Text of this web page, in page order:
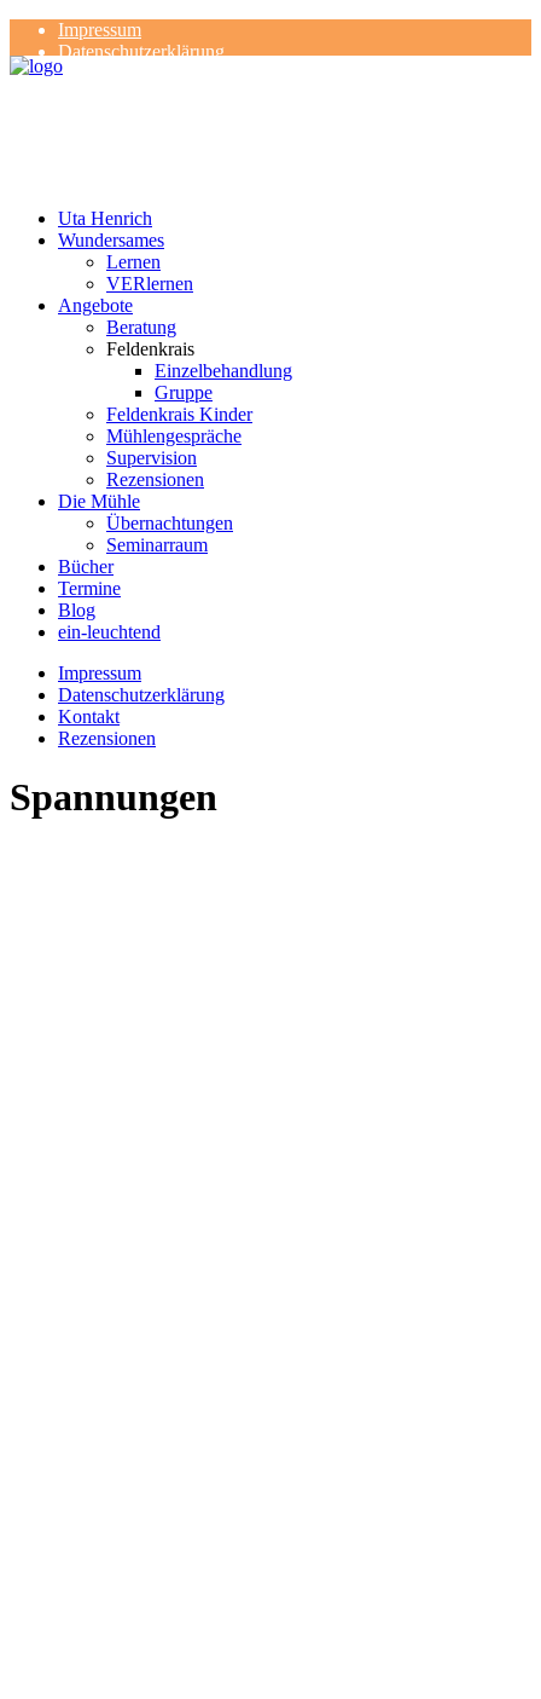
Impressum
Datenschutzerklärung
Kontakt
Uta Henrich
Wundersames
Lernen
VERlernen
Angebote
Beratung
Feldenkrais
Einzelbehandlung
Gruppe
Feldenkrais Kinder
Mühlengespräche
Supervision
Rezensionen
Die Mühle
Übernachtungen
Seminarraum
Bücher
Termine
Blog
ein-leuchtend
Impressum
Datenschutzerklärung
Kontakt
Rezensionen
Spannungen